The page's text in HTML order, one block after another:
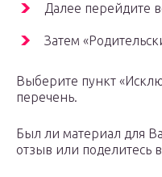
Далее перейдите
Затем
Выберите пункт
перечень.
Был ли материал для
отзыв или поделитесь в